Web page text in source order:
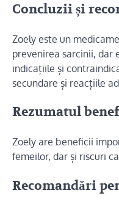
Concluzii și
Zoely este un
prevenirea sarcinii, dar
indicațiile și
secundare și reacțiile
Rezumatul
Zoely are beneficii
femeilor, dar și riscuri
Recomandări